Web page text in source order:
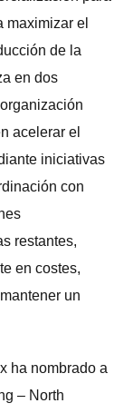
maximizar el
de la
en dos
acelerar el
iniciativas
con
restantes,
en costes,
un
ha nombrado a
– North